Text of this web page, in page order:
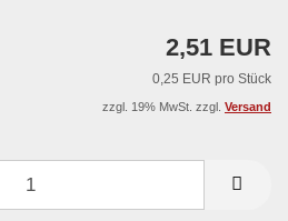
2,51 EUR
0,25 EUR pro Stück
zzgl. 19% MwSt. zzgl. Versand